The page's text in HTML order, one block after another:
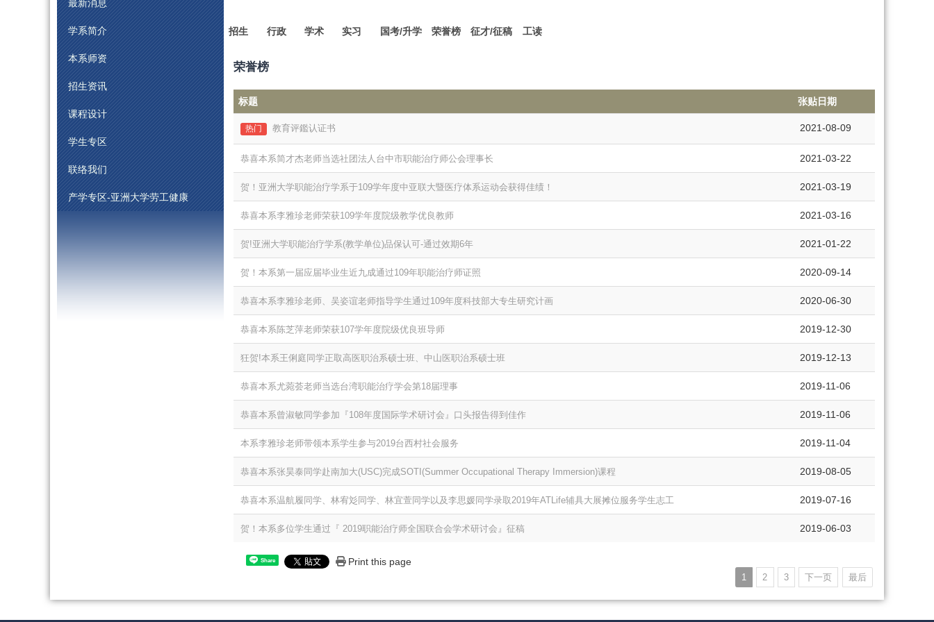
最新消息
学系简介
本系师资
招生资讯
课程设计
学生专区
联络我们
产学专区-亚洲大学劳工健康
招生 行政 学术 实习 国考/升学 荣誉榜 征才/征稿 工读
荣誉榜
标题 张贴日期
热门 教育评鑑认证书 2021-08-09
恭喜本系简才杰老师当选社团法人台中市职能治疗师公会理事长 2021-03-22
贺！亚洲大学职能治疗学系于109学年度中亚联大暨医疗体系运动会获得佳绩！ 2021-03-19
恭喜本系李雅珍老师荣获109学年度院级教学优良教师 2021-03-16
贺!亚洲大学职能治疗学系(教学单位)品保认可-通过效期6年 2021-01-22
贺！本系第一届应届毕业生近九成通过109年职能治疗师证照 2020-09-14
恭喜本系李雅珍老师、吴姿谊老师指导学生通过109年度科技部大专生研究计画 2020-06-30
恭喜本系陈芝萍老师荣获107学年度院级优良班导师 2019-12-30
狂贺!本系王俐庭同学正取高医职治系硕士班、中山医职治系硕士班 2019-12-13
恭喜本系尤菀荟老师当选台湾职能治疗学会第18届理事 2019-11-06
恭喜本系曾淑敏同学参加『108年度国际学术研讨会』口头报告得到佳作 2019-11-06
本系李雅珍老师带领本系学生参与2019台西村社会服务 2019-11-04
恭喜本系张昊泰同学赴南加大(USC)完成SOTI(Summer Occupational Therapy Immersion)课程 2019-08-05
恭喜本系温航履同学、林宥彣同学、林宜萱同学以及李思媛同学录取2019年ATLife辅具大展摊位服务学生志工 2019-07-16
贺！本系多位学生通过『 2019职能治疗师全国联合会学术研讨会』征稿 2019-06-03
1 2 3 下一页 最后
Share Print this page